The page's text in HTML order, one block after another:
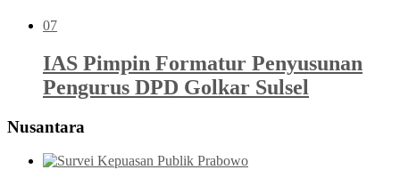
07
IAS Pimpin Formatur Penyusunan
Pengurus DPD Golkar Sulsel
Nusantara